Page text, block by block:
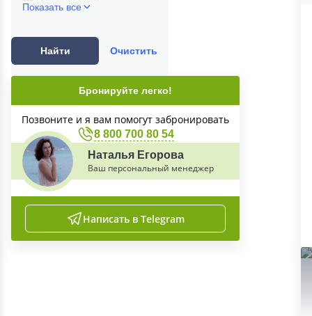
Показать все
Найти Очистить
Бронируйте легко!
Позвоните и я вам помогут забронировать
8 800 700 80 54
Наталья Егорова
Ваш персональный менеджер
Написать в Telegram